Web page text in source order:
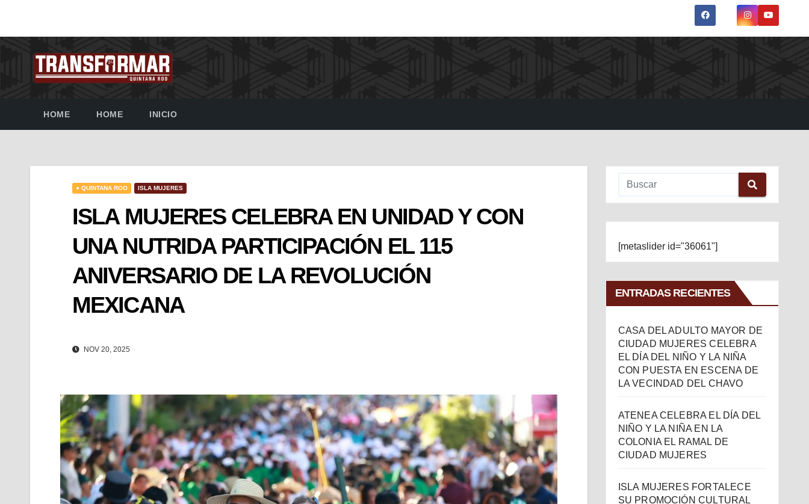
HOME HOME INICIO
● QUINTANA ROO ISLA MUJERES
ISLA MUJERES CELEBRA EN UNIDAD Y CON
UNA NUTRIDA PARTICIPACIÓN EL 115
ANIVERSARIO DE LA REVOLUCIÓN
MEXICANA
NOV 20, 2025
[metaslider id="36061"]
ENTRADAS RECIENTES
CASA DEL ADULTO MAYOR DE
CIUDAD MUJERES CELEBRA
EL DÍA DEL NIÑO Y LA NIÑA
CON PUESTA EN ESCENA DE
LA VECINDAD DEL CHAVO
ATENEA CELEBRA EL DÍA DEL
NIÑO Y LA NIÑA EN LA
COLONIA EL RAMAL DE
CIUDAD MUJERES
ISLA MUJERES FORTALECE
SU PROMOCIÓN CULTURAL